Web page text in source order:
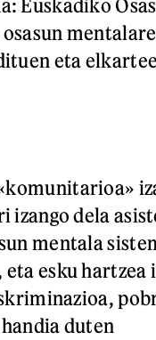
Euskadiko
eta
dela
mentala
esku
duten